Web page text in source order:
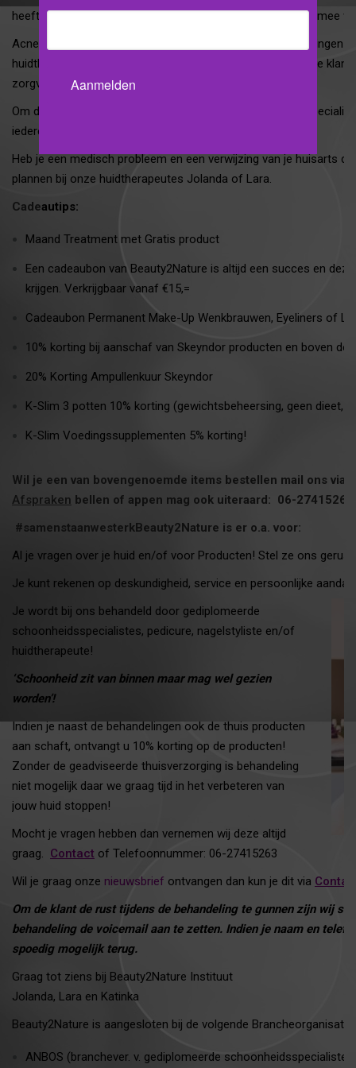
heeft diverse leuke cadeautjes en we denken graag met je mee
Acne therapie zijn gespecialiseerde en medische behandelingen
huidtherapeutes een AGB registratie heeft/hebben zodat de klant
zorgverzekeraar.
Om deze AGB registratie in bezit te krijgen hebben wij
iedere 3 jaar worden bijgeschoold.
Heb je een medisch probleem en een verwijzing van je huisarts
plannen bij onze huidtherapeutes Jolanda of Lara.
Cadeautips:
Maand Treatment met Gratis product
Een cadeaubon van Beauty2Nature is altijd een succes en
krijgen. Verkrijgbaar vanaf €15,=
Cadeaubon Permanent Make-Up Wenkbrauwen, Eyeliners of
10% korting bij aanschaf van Skeyndor producten en boven de
20% Korting Ampullenkuur Skeyndor
K-Slim 3 potten 10% korting (gewichtsbeheersing, geen dieet,
K-Slim Voedingssupplementen 5% korting!
Wil je een van bovengenoemde items bestellen mail ons via
Afspraken bellen of appen mag ook uiteraard: 06-
#samenstaanwesterkBeauty2Nature is er o.a. voor:
Al je vragen over je huid en/of voor Producten! Stel ze ons gerust!
Je kunt rekenen op deskundigheid, service en persoonlijke
Je wordt bij ons behandeld door gediplomeerde
schoonheidsspecialistes, pedicure, nagelstyliste en/of
huidtherapeute!
‘Schoonheid zit van binnen maar mag wel gezien
worden’!
Indien je naast de behandelingen ook de thuis producten
aan schaft, ontvangt u 10% korting op de producten!
Zonder de geadviseerde thuisverzorging is behandeling
niet mogelijk daar we graag tijd in het verbeteren van
jouw huid stoppen!
Mocht je vragen hebben dan vernemen wij deze altijd
graag. Contact of Telefoonnummer: 06-27415263
Wil je graag onze nieuwsbrief ontvangen dan kun je dit via
Om de klant de rust tijdens de behandeling te gunnen zijn wij
behandeling de voicemail aan te zetten. Indien je naam en
spoedig mogelijk terug.
Graag tot ziens bij Beauty2Nature Instituut
Jolanda, Lara en Katinka
Beauty2Nature is aangesloten bij de volgende
ANBOS (branchever. v. gediplomeerde